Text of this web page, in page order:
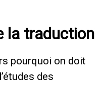
la traduction
pourquoi on doit
des